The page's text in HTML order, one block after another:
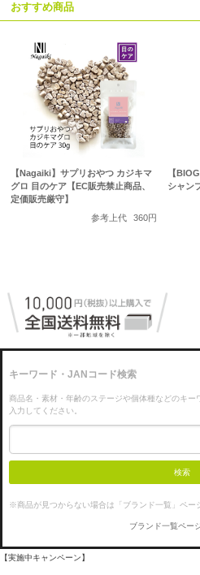
おすすめ商品
【Nagaiki】サプリおやつ カジキマ
グロ 目のケア【EC販売禁止商品、
定価販売厳守】
参考上代
360円
【
シャン
キーワード・JANコード検索
商品名・素材・年齢のステージや個体種などのキ
入力してください。
検索
※商品が見つからない場合は「ブランド一覧」ペー
ブランド一覧ペー
【実施中キャンペーン】